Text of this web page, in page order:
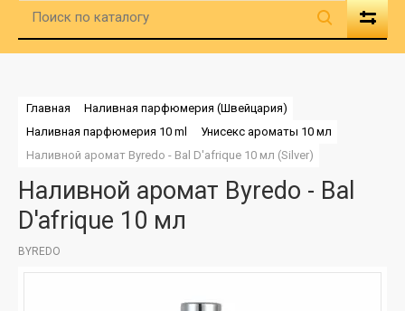
Главная
Наливная парфюмерия (Швейцария)
Наливная парфюмерия 10 ml
Унисекс ароматы 10 мл
Наливной аромат Byredo - Bal D'afrique 10 мл (Silver)
Наливной аромат Byredo - Bal
D'afrique 10 мл
BYREDO